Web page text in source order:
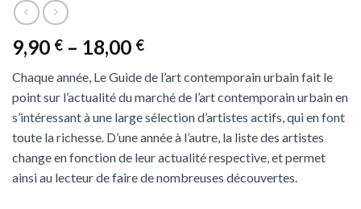
9,90 € – 18,00 €
Chaque année, Le Guide de l’art contemporain urbain fait le
point sur l’actualité du marché de l’art contemporain urbain en
s’intéressant à une large sélection d’artistes actifs, qui en font
toute la richesse. D’une année à l’autre, la liste des artistes
change en fonction de leur actualité respective, et permet
ainsi au lecteur de faire de nombreuses découvertes.